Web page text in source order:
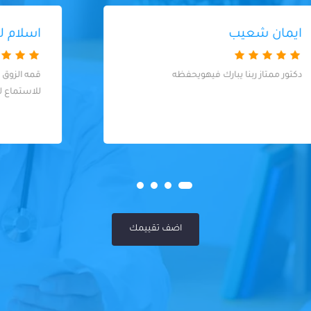
اسلام لبيب قاسم
قمه الزوق والدكتور فوق الممتاز والذوق والصبر
اضف تقييمك